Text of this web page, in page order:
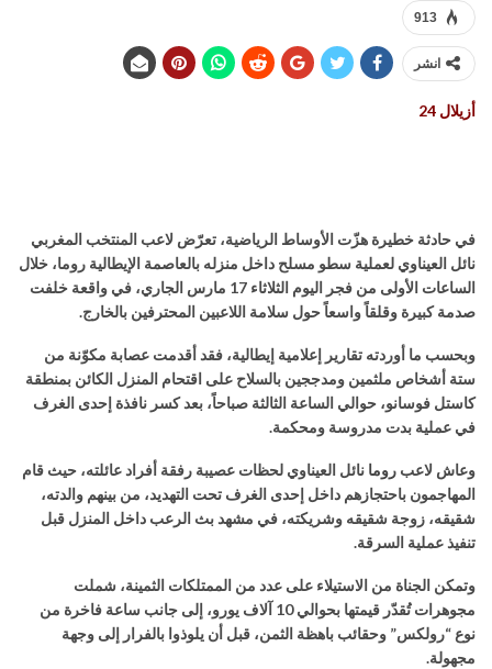
913
انشر
أزيلال 24
في حادثة خطيرة هزّت الأوساط الرياضية، تعرّض لاعب المنتخب المغربي
نائل العيناوي لعملية سطو مسلح داخل منزله بالعاصمة الإيطالية روما، خلال
الساعات الأولى من فجر اليوم الثلاثاء 17 مارس الجاري، في واقعة خلفت
صدمة كبيرة وقلقاً واسعاً حول سلامة اللاعبين المحترفين بالخارج.
وبحسب ما أوردته تقارير إعلامية إيطالية، فقد أقدمت عصابة مكوّنة من
ستة أشخاص ملثمين ومدججين بالسلاح على اقتحام المنزل الكائن بمنطقة
كاستل فوسانو، حوالي الساعة الثالثة صباحاً، بعد كسر نافذة إحدى الغرف
في عملية بدت مدروسة ومحكمة.
وعاش لاعب روما نائل العيناوي لحظات عصيبة رفقة أفراد عائلته، حيث قام
المهاجمون باحتجازهم داخل إحدى الغرف تحت التهديد، من بينهم والدته،
شقيقه، زوجة شقيقه وشريكته، في مشهد بث الرعب داخل المنزل قبل
تنفيذ عملية السرقة.
وتمكن الجناة من الاستيلاء على عدد من الممتلكات الثمينة، شملت
مجوهرات تُقدّر قيمتها بحوالي 10 آلاف يورو، إلى جانب ساعة فاخرة من
نوع “رولكس” وحقائب باهظة الثمن، قبل أن يلوذوا بالفرار إلى وجهة
مجهولة.